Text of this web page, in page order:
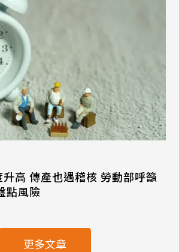
高 傳產也遇稽核 勞動部呼籲
點風險
更多文章